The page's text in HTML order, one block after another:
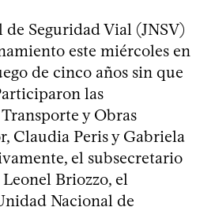
Seguridad Vial (JNSV)
este miércoles en
de cinco años sin que
las
y Obras
Claudia Peris y Gabriela
el subsecretario
Briozzo, el
Nacional de